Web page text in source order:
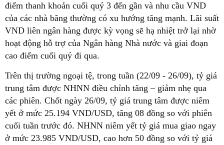
điểm thanh khoản cuối quý 3 đến gần và nhu cầu VND
của các nhà băng thường có xu hướng tăng mạnh. Lãi suất
VND liên ngân hàng được kỳ vọng sẽ hạ nhiệt trở lại nhờ
hoạt động hỗ trợ của Ngân hàng Nhà nước và giai đoạn
cao điểm cuối quý đi qua.
Trên thị trường ngoại tệ, trong tuần (22/09 - 26/09), tỷ giá
trung tâm được NHNN điều chỉnh tăng – giảm nhẹ qua
các phiên. Chốt ngày 26/09, tỷ giá trung tâm được niêm
yết ở mức 25.194 VND/USD, tăng 08 đồng so với phiên
cuối tuần trước đó. NHNN niêm yết tỷ giá mua giao ngay
ở mức 23.985 VND/USD, cao hơn 50 đồng so với tỷ giá